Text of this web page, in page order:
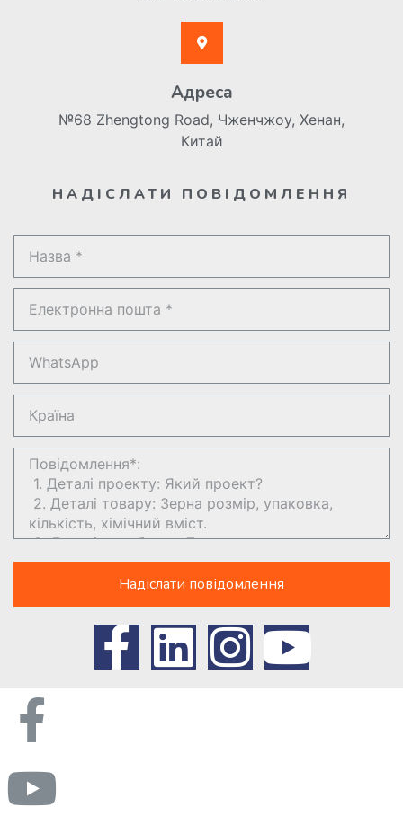
Адреса
№68 Zhengtong Road, Чженчжоу, Хенан,
Китай
НАДІСЛАТИ ПОВІДОМЛЕННЯ
Надіслати повідомлення